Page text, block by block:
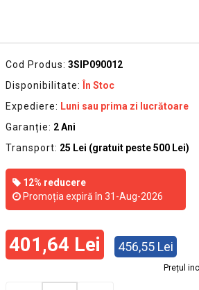
Cod Produs: 3SIP090012
Disponibilitate:
În Stoc
Expediere: Luni sau prima zi lucrătoare
Garanție: 2 Ani
Transport: 25 Lei (gratuit peste 500 Lei)
12% reducere
Promoția expiră în 31-Aug-2026
401,64 Lei 456,55 Lei
Prețul